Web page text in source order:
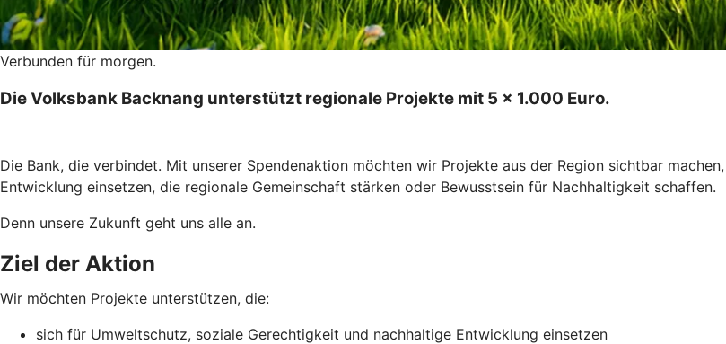
Verbunden für morgen.
Die Volksbank Backnang unterstützt regionale Projekte mit 5 x 1.000 Euro.
Die Bank, die verbindet. Mit unserer Spendenaktion möchten wir Projekte aus der Region sichtbar
Entwicklung einsetzen, die regionale Gemeinschaft stärken oder Bewusstsein für Nachhaltigkeit schaffen.
Denn unsere Zukunft geht uns alle an.
Ziel der Aktion
Wir möchten Projekte unterstützen, die:
sich für Umweltschutz, soziale Gerechtigkeit und nachhaltige Entwicklung einsetzen